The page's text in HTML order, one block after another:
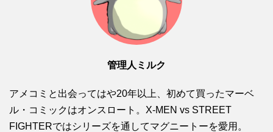
管理人ミルク
アメコミと出会ってはや20年以上、初めて買ったマーベ
ル・コミックはオンスロート。X-MEN vs STREET
FIGHTERではシリーズを通してマグニートーを愛用。